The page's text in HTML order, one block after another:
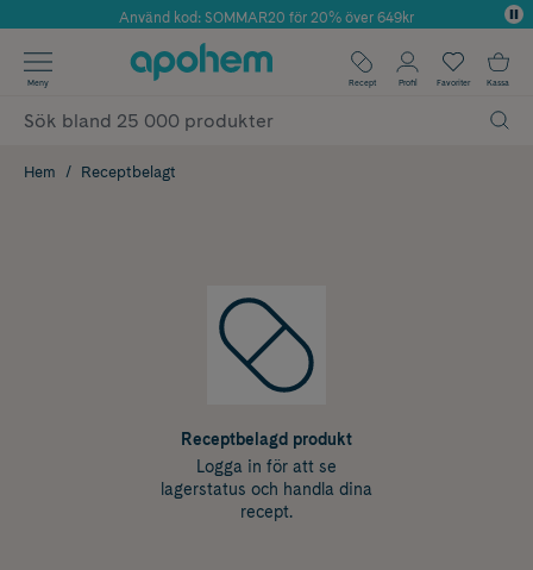
Årets Butik 2025 inom Skönhet
Använd kod: SOMMAR20 för 20% över 649kr
✓ Fri frakt
✓ Poäng på alla köp*
Meny Recept Profil Favoriter Kassa
Hem Receptbelagt
Receptbelagd produkt
Logga in för att se
lagerstatus och handla dina
recept.